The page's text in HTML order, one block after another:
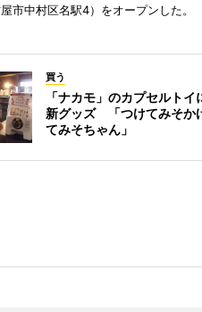
屋市中村区名駅4）をオープンした。
買う
「ナカモ」のカプセルトイ
新グッズ 「つけてみそか
てみそちゃん」